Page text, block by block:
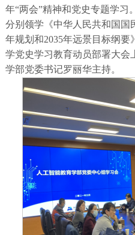
年“两会”精神和党史专题学习
分别领学《中华人民共和国国
年规划和2035年远景目标纲
学党史学习教育动员部署大会
学部党委书记罗丽华主持。